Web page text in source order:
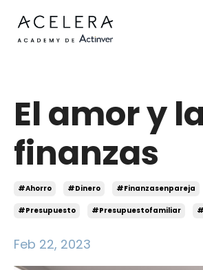
El amor y
finanzas
#ahorro #dinero #finanzasenpareja
#presupuesto #presupuestofamiliar
Feb 22, 2023